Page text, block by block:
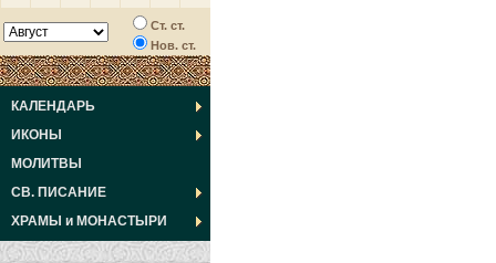
Ст. ст.
Нов. ст.
КАЛЕНДАРЬ
ИКОНЫ
МОЛИТВЫ
СВ. ПИСАНИЕ
ХРАМЫ и МОНАСТЫРИ